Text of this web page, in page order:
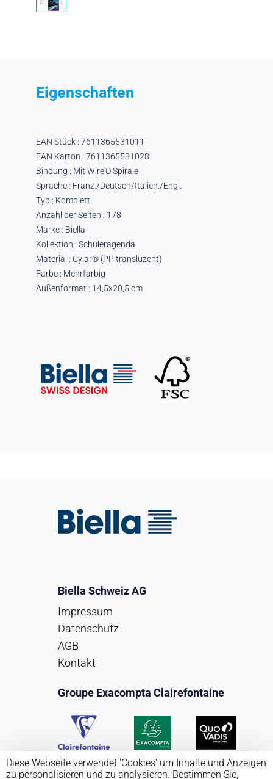
Eigenschaften
EAN Stück : 7611365531011
EAN Karton : 7611365531028
Bindung : Mit Wire'O Spirale
Sprache : Franz./Deutsch/Italien./Engl.
Typ : Komplett
Anzahl der Seiten : 178
Marke : Biella
Kollektion : Schüleragenda
Material : Cylar® (PP transluzent)
Farbe : Mehrfarbig
Außenformat : 14,5x20,5 cm
Biella Schweiz AG
Impressum
Datenschutz
AGB
Kontakt
Groupe Exacompta Clairefontaine
Diese Webseite verwendet 'Cookies' um Inhalte und Anzeigen
zu personalisieren und zu analysieren. Bestimmen Sie,